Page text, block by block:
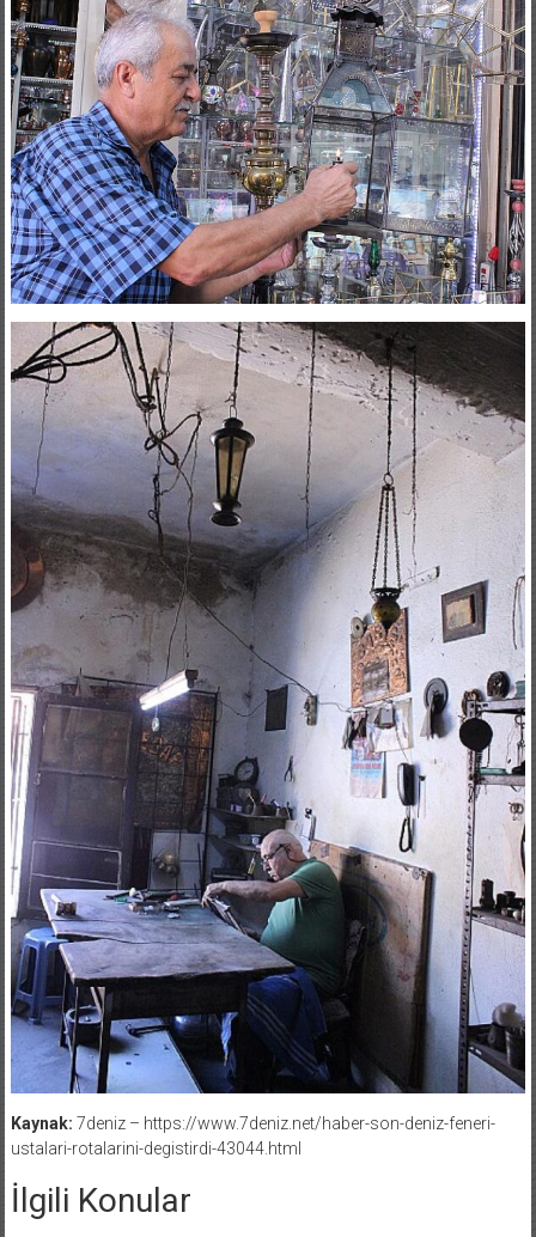
Kaynak: 7deniz – https://www.7deniz.net/haber-son-deniz-feneri-
ustalari-rotalarini-degistirdi-43044.html
İlgili Konular